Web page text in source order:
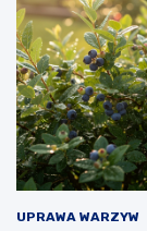
UPRAWA WARZYW